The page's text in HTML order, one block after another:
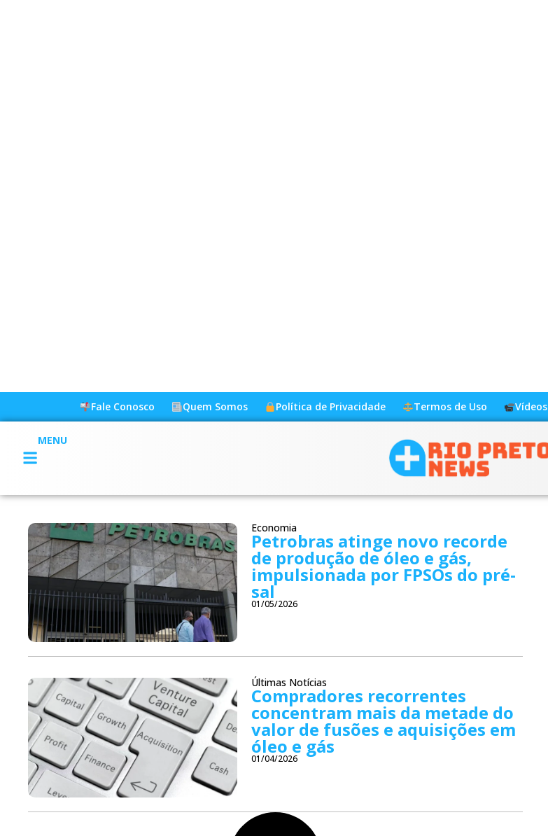
Fale Conosco Quem Somos Política de Privacidade Termos de Uso Vídeos
MENU
Economia
Petrobras atinge novo recorde
de produção de óleo e gás,
impulsionada por FPSOs do pré-
sal
01/05/2026
Últimas Notícias
Compradores recorrentes
concentram mais da metade do
valor de fusões e aquisições em
óleo e gás
01/04/2026